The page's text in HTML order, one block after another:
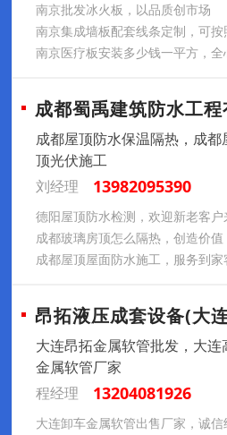
南京批发冰火板，以品质创市场
南京集成墙板配套线条定制，可
南京医疗板安装多少钱一平方，
成都蜀禹建筑防水工
成都屋顶防水保温隔热，成
顶光伏施工
刘经理
13982095390
德阳屋顶防水检测，欢迎新老客户
成都玻璃房顶怎么隔热，创造价值
成都屋顶屋面防水施工，服务到家
昂拓液压成套设备(大
大连昂拓金属软管批发，大
金属软管厂家
程经理
13204081926
大连卸车金属软管出售厂家，诚